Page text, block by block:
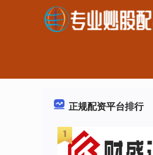
正规配资平台排行